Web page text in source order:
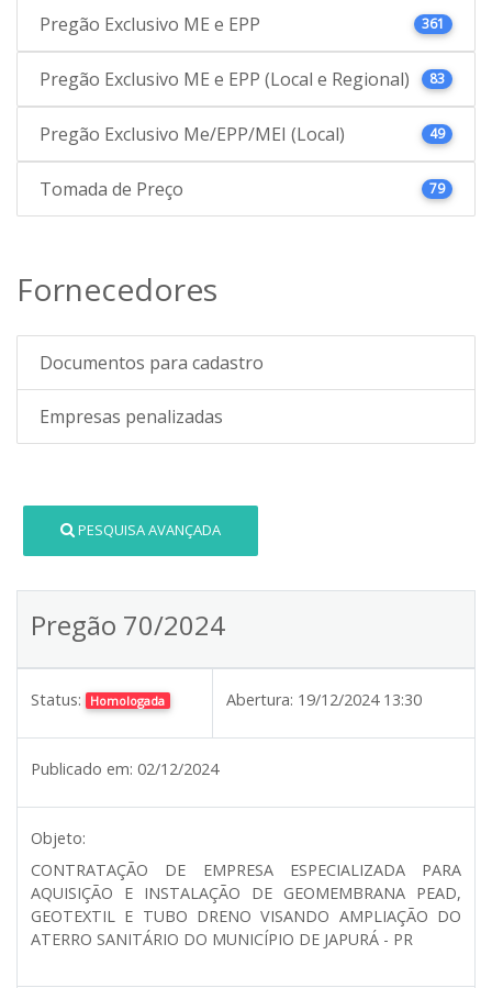
Pregão Exclusivo ME e EPP 361
Pregão Exclusivo ME e EPP (Local e Regional) 83
Pregão Exclusivo Me/EPP/MEI (Local) 49
Tomada de Preço 79
Fornecedores
Documentos para cadastro
Empresas penalizadas
PESQUISA AVANÇADA
Pregão 70/2024
Status: Homologada Abertura: 19/12/2024 13:30
Publicado em: 02/12/2024
Objeto:
CONTRATAÇÃO DE EMPRESA ESPECIALIZADA PARA
AQUISIÇÃO E INSTALAÇÃO DE GEOMEMBRANA PEAD,
GEOTEXTIL E TUBO DRENO VISANDO AMPLIAÇÃO DO
ATERRO SANITÁRIO DO MUNICÍPIO DE JAPURÁ - PR